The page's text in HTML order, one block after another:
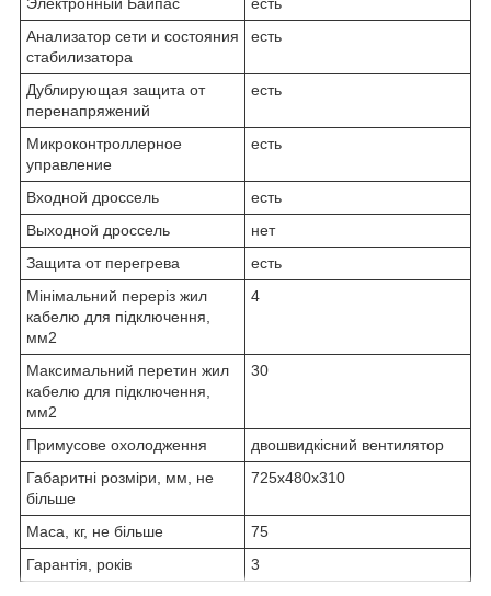
Анализатор сети и состояния
стабилизатора
есть
Дублирующая защита от
перенапряжений
есть
Микроконтроллерное
управление
есть
Входной дроссель
есть
Выходной дроссель
нет
Защита от перегрева
есть
Мінімальний переріз жил
кабелю для підключення,
мм2
4
Максимальний перетин жил
кабелю для підключення,
мм2
30
Примусове охолодження
двошвидкісний вентилятор
Габаритні розміри, мм, не
більше
725х480х310
Маса, кг, не більше
75
Гарантія, років
3